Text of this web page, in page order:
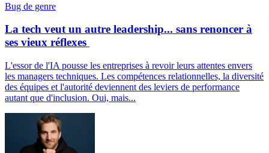
Bug de genre
La tech veut un autre leadership... sans renoncer à
ses vieux réflexes
L'essor de l'IA pousse les entreprises à revoir leurs attentes envers
les managers techniques. Les compétences relationnelles, la diversité
des équipes et l'autorité deviennent des leviers de performance
autant que d'inclusion. Oui, mais...